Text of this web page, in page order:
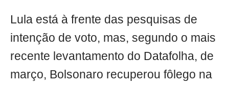
Lula está à frente das pesquisas de
intenção de voto, mas, segundo o mais
recente levantamento do Datafolha, de
março, Bolsonaro recuperou fôlego na